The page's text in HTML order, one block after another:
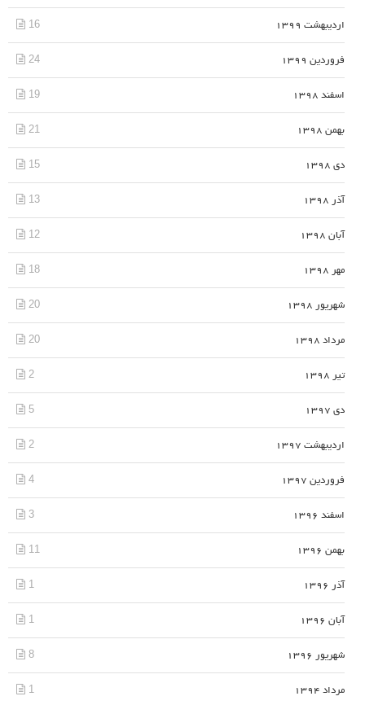
اردیبهشت 1399 16
فروردین 1399 24
اسفند 1398 19
بهمن 1398 21
دی 1398 15
آذر 1398 13
آبان 1398 12
مهر 1398 18
شهریور 1398 20
مرداد 1398 20
تیر 1398 2
دی 1397 5
اردیبهشت 1397 2
فروردین 1397 4
اسفند 1396 3
بهمن 1396 11
آذر 1396 1
آبان 1396 1
شهریور 1396 8
مرداد 1394 1